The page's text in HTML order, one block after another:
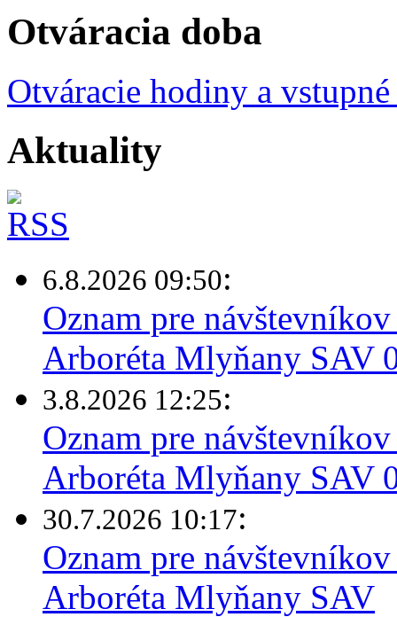
Otváracia doba
Otváracie hodiny a
Aktuality
6.8.2026 09:50:
Oznam pre
Arboréta Mlyňany SAV
3.8.2026 12:25:
Oznam pre
Arboréta Mlyňany SAV
30.7.2026 10:17:
Oznam pre
Arboréta Mlyňany SAV